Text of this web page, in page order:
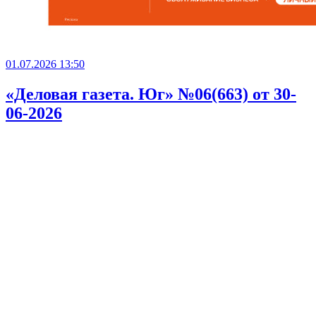
01.07.2026 13:50
«Деловая газета. Юг» №06(663) от 30-
06-2026